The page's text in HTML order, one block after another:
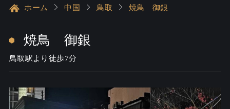
ホーム 中国 鳥取 焼鳥 御銀
焼鳥 御銀
鳥取駅より徒歩7分